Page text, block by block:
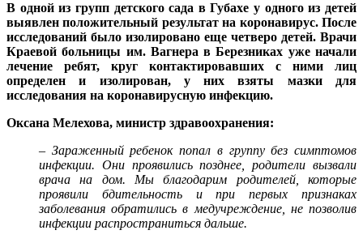
В одной из групп детского сада в Губахе у одного из детей
выявлен положительный результат на коронавирус. После
исследований было изолировано еще четверо детей. Врачи
Краевой больницы им. Вагнера в Березниках уже начали
лечение ребят, круг контактировавших с ними лиц
определен и изолирован, у них взяты мазки для
исследования на коронавирусную инфекцию.
Оксана Мелехова, министр здравоохранения:
– Зараженный ребенок попал в группу без симптомов
инфекции. Они проявились позднее, родители вызвали
врача на дом. Мы благодарим родителей, которые
проявили бдительность и при первых признаках
заболевания обратились в медучреждение, не позволив
инфекции распространиться дальше.